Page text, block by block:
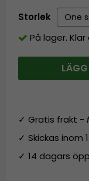
Storlek
På lager.
✓ Gratis frakt -
✓ Skickas inom
✓ 14 dagars